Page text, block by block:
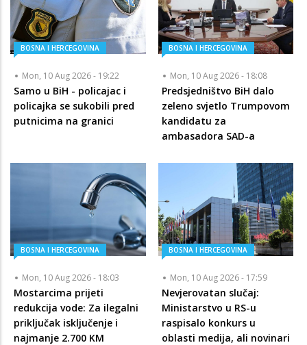
BOSNA I HERCEGOVINA
Mon, 10 Aug 2026 - 19:22
Samo u BiH - policajac i
policajka se sukobili pred
putnicima na granici
BOSNA I HERCEGOVINA
Mon, 10 Aug 2026 - 18:08
Predsjedništvo BiH dalo
zeleno svjetlo Trumpovom
kandidatu za
ambasadora SAD-a
BOSNA I HERCEGOVINA
Mon, 10 Aug 2026 - 18:03
Mostarcima prijeti
redukcija vode: Za ilegalni
priključak isključenje i
najmanje 2.700 KM
BOSNA I HERCEGOVINA
Mon, 10 Aug 2026 - 17:59
Nevjerovatan slučaj:
Ministarstvo u RS-u
raspisalo konkurs u
oblasti medija, ali novinari